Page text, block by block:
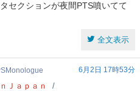
セクションが夜間PTS噴いてて
全文表示
6月2日 17時53分
Ｊａｐａｎ